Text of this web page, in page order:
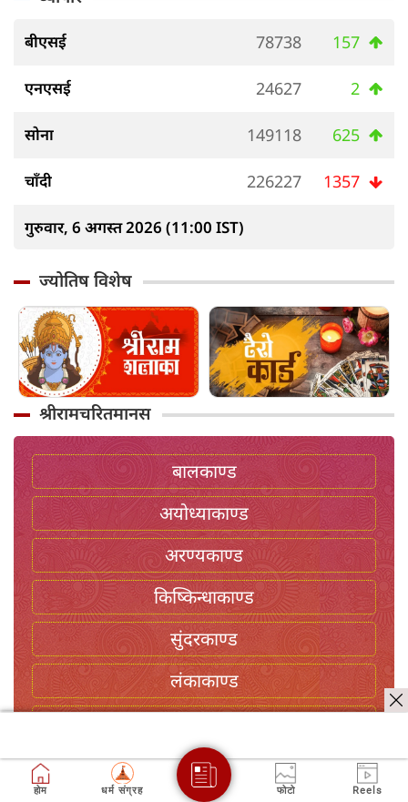
बीएसई 78738 157
एनएसई 24627 2
सोना 149118 625
चाँदी 226227 1357
गुरुवार, 6 अगस्त 2026 (11:00 IST)
ज्योतिष विशेष
श्रीरामचरितमानस
बालकाण्ड
अयोध्याकाण्ड
अरण्यकाण्ड
किष्किन्धाकाण्ड
सुंदरकाण्ड
लंकाकाण्ड
होम धर्म संग्रह फोटो Reels